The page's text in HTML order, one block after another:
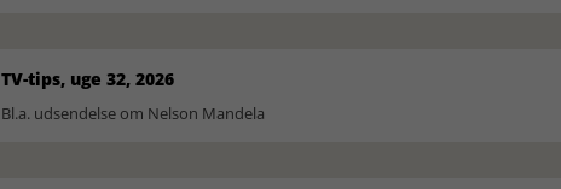
TV-tips, uge 32, 2026
Bl.a. udsendelse om Nelson Mandela